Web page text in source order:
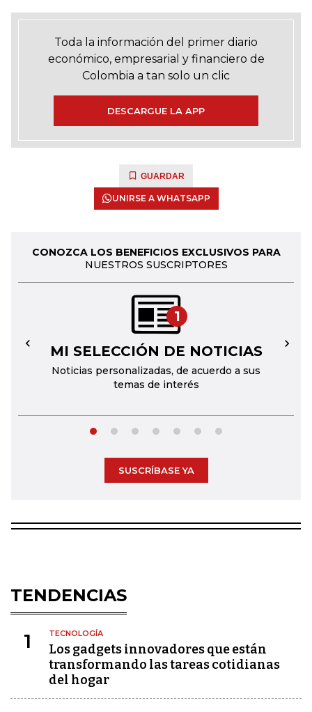
Toda la información del primer diario
económico, empresarial y financiero de
Colombia a tan solo un clic
DESCARGUE LA APP
GUARDAR
UNIRSE A WHATSAPP
CONOZCA LOS BENEFICIOS EXCLUSIVOS PARA
NUESTROS SUSCRIPTORES
1
MI SELECCIÓN DE NOTICIAS
Noticias personalizadas, de acuerdo a sus
temas de interés
← →
SUSCRÍBASE YA
TENDENCIAS
1 TECNOLOGÍA
Los gadgets innovadores que están
transformando las tareas cotidianas
del hogar